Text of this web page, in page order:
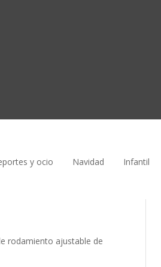
y ocio Navidad Infantil
rodamiento ajustable de